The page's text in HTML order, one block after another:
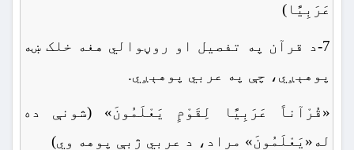
عَرَبِیًّا)
7-د قرآن په تفصیل او روڼوالي هغه خلک ښه
پوهېږي، چې په عربي پوهېږي.
«قُرْآناً عَرَبِیًّا لِقَوْمٍ یَعْلَمُونَ» (شونې ده
له«یَعْلَمُونَ» مراد، د عربي ژبې پوهه وي)